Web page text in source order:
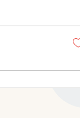
得說的變
安全事件